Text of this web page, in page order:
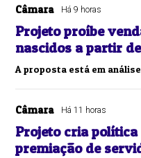
Câmara Há 9 horas
Projeto proíbe
nascidos a partir
A proposta está em
Câmara Há 11 horas
Projeto cria
premiação de